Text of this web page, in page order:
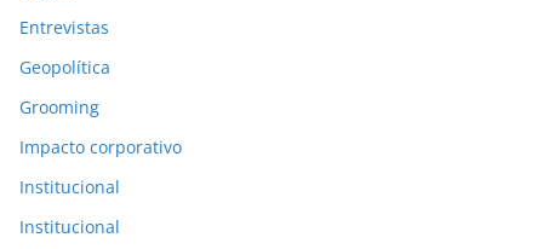
e
s
Entrevistas
Geopolítica
Grooming
Impacto corporativo
Institucional
Institucional